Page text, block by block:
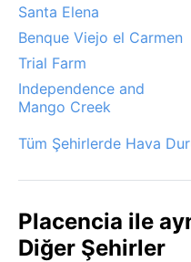
Santa Elena
Benque Viejo el Carmen
Trial Farm
Independence and
Mango Creek
Tüm Şehirlerde Hava
Placencia ile
Diğer Şehirler